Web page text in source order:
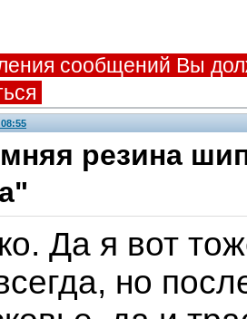
сообщений Вы
резина
Да я вот
но